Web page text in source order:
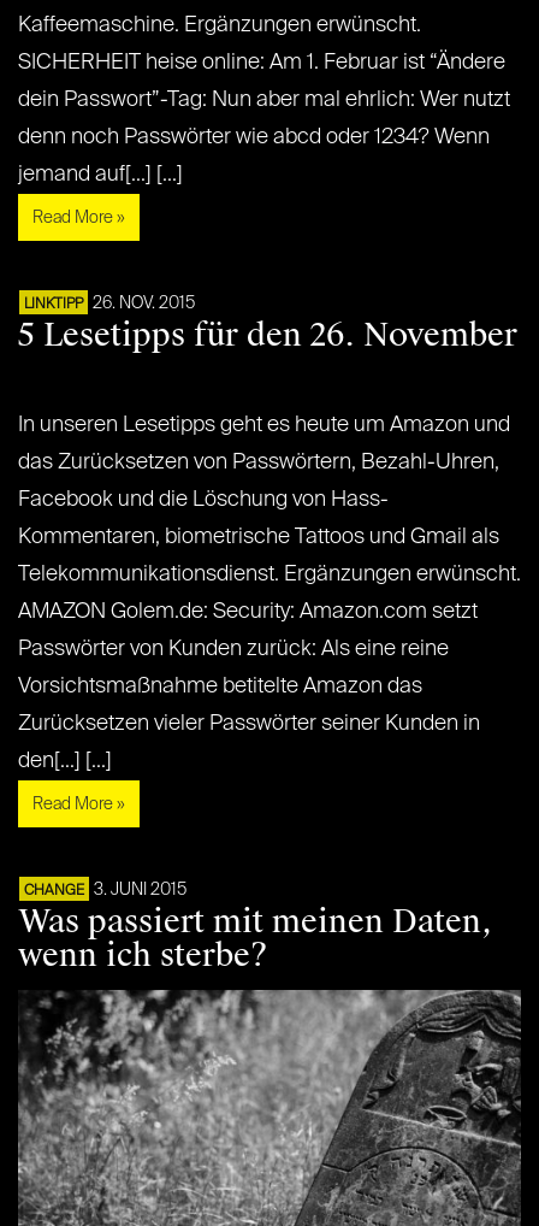
Kaffeemaschine. Ergänzungen erwünscht.
SICHERHEIT heise online: Am 1. Februar ist “Ändere
dein Passwort”-Tag: Nun aber mal ehrlich: Wer nutzt
denn noch Passwörter wie abcd oder 1234? Wenn
jemand auf[...] [...]
Read More »
LINKTIPP 26. NOV. 2015
5 Lesetipps für den 26. November
In unseren Lesetipps geht es heute um Amazon und
das Zurücksetzen von Passwörtern, Bezahl-Uhren,
Facebook und die Löschung von Hass-
Kommentaren, biometrische Tattoos und Gmail als
Telekommunikationsdienst. Ergänzungen erwünscht.
AMAZON Golem.de: Security: Amazon.com setzt
Passwörter von Kunden zurück: Als eine reine
Vorsichtsmaßnahme betitelte Amazon das
Zurücksetzen vieler Passwörter seiner Kunden in
den[...] [...]
Read More »
CHANGE 3. JUNI 2015
Was passiert mit meinen Daten,
wenn ich sterbe?